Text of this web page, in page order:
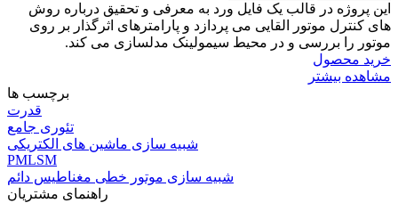
این پروژه در قالب یک فایل ورد به معرفی و تحقیق درباره روش
های کنترل موتور القایی می پردازد و پارامترهای اثرگذار بر روی
موتور را بررسی و در محیط سیمولینک مدلسازی می کند.
خرید محصول
مشاهده بیشتر
برچسب ها
قدرت
تئوری جامع
شبیه سازی ماشین های الکتریکی
PMLSM
شبیه سازی موتور خطی مغناطیس دائم
راهنمای مشتریان